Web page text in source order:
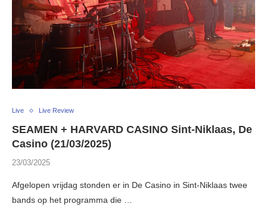
Live Live Review
SEAMEN + HARVARD CASINO Sint-Niklaas, De
Casino (21/03/2025)
23/03/2025
Afgelopen vrijdag stonden er in De Casino in Sint-Niklaas twee
bands op het programma die …